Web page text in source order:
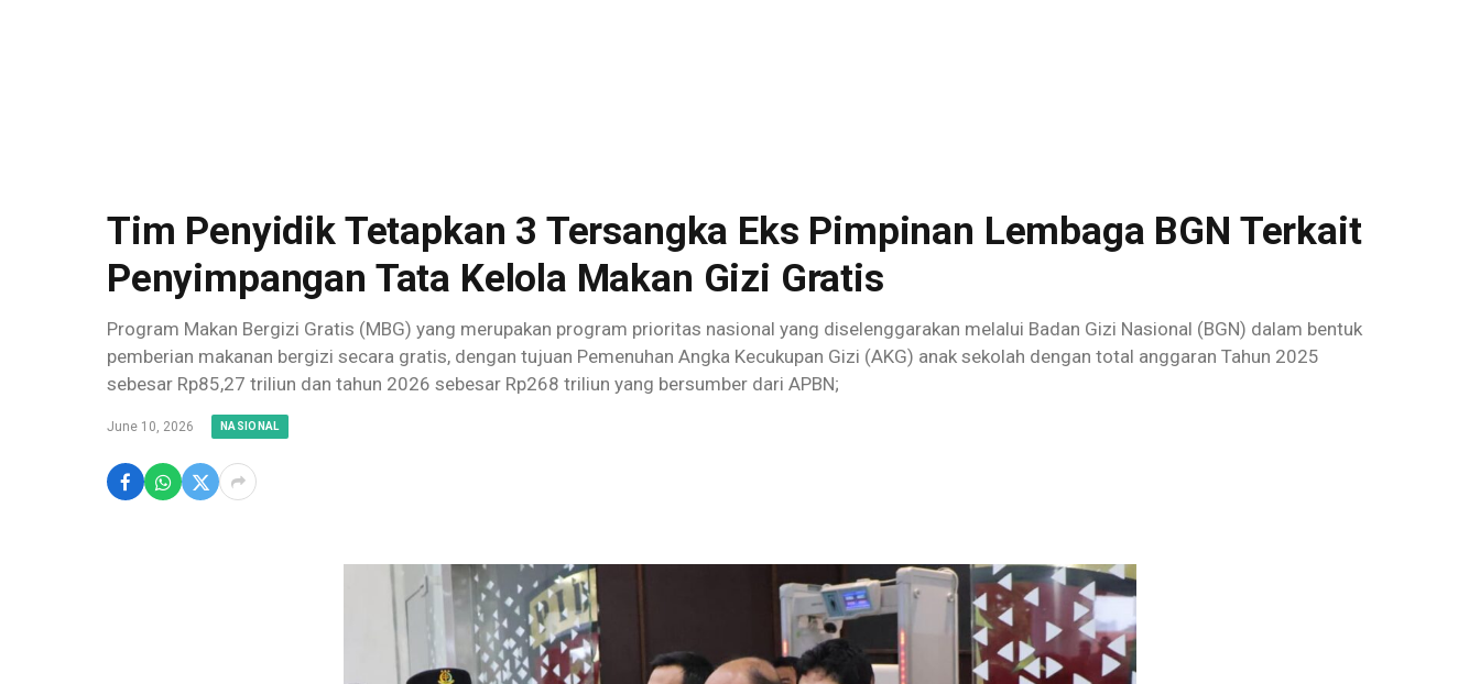
Tim Penyidik Tetapkan 3 Tersangka Eks Pimpinan Lembaga BGN Terkait
Penyimpangan Tata Kelola Makan Gizi Gratis
Program Makan Bergizi Gratis (MBG) yang merupakan program prioritas nasional yang diselenggarakan melalui Badan Gizi Nasional (BGN) dalam bentuk
pemberian makanan bergizi secara gratis, dengan tujuan Pemenuhan Angka Kecukupan Gizi (AKG) anak sekolah dengan total anggaran Tahun 2025
sebesar Rp85,27 triliun dan tahun 2026 sebesar Rp268 triliun yang bersumber dari APBN;
June 10, 2026 NASIONAL